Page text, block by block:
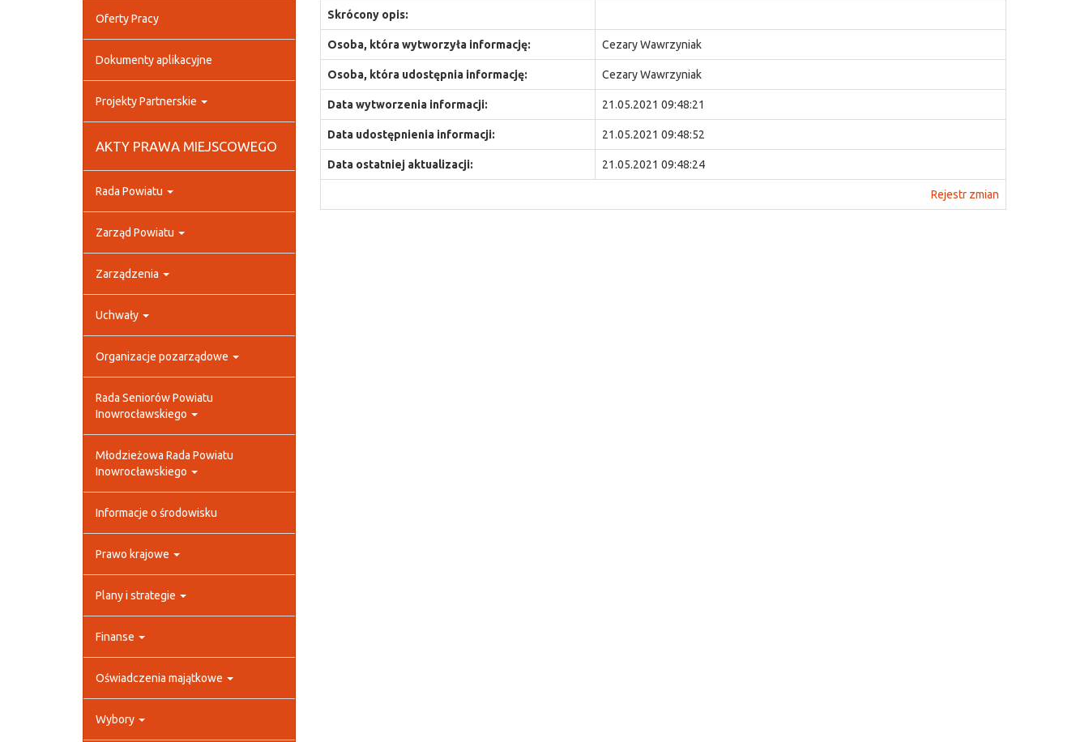
Oferty Pracy
Dokumenty aplikacyjne
Projekty Partnerskie
AKTY PRAWA MIEJSCOWEGO
Rada Powiatu
Zarząd Powiatu
Zarządzenia
Uchwały
Organizacje pozarządowe
Rada Seniorów Powiatu
Inowrocławskiego
Młodzieżowa Rada Powiatu
Inowrocławskiego
Informacje o środowisku
Prawo krajowe
Plany i strategie
Finanse
Oświadczenia majątkowe
Wybory
Skrócony opis:
Osoba, która wytworzyła informację: Cezary Wawrzyniak
Osoba, która udostępnia informację: Cezary Wawrzyniak
Data wytworzenia informacji: 21.05.2021 09:48:21
Data udostępnienia informacji: 21.05.2021 09:48:52
Data ostatniej aktualizacji: 21.05.2021 09:48:24
Rejestr zmian